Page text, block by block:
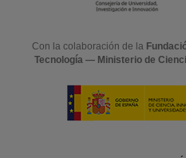
Con la colaboración de la
Tecnología — Ministerio de